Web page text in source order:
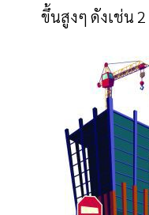
ขึ้นสูงๆดังเช่น2